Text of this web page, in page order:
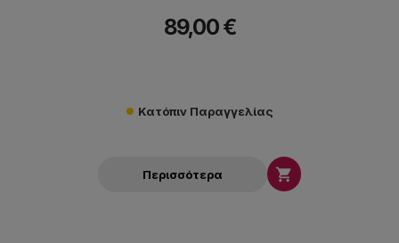
εξόδου είναι επίχρυσες για τη διατήρηση της ποιότητας. Το
89,00 €
Κατόπιν Παραγγελίας
Περισσότερα 